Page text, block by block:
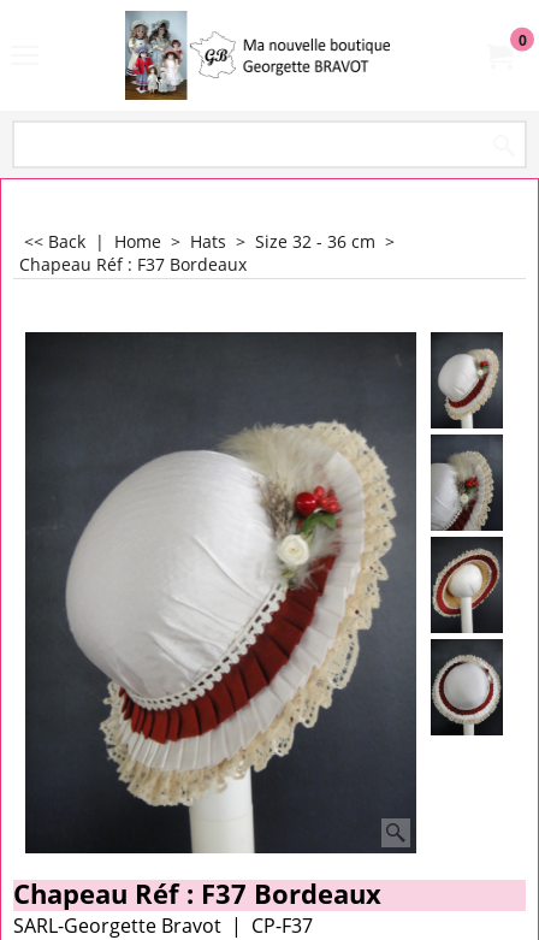
0
<< Back | Home > Hats > Size 32 - 36 cm >
Chapeau Réf : F37 Bordeaux
Chapeau Réf : F37 Bordeaux
SARL-Georgette Bravot CP-F37